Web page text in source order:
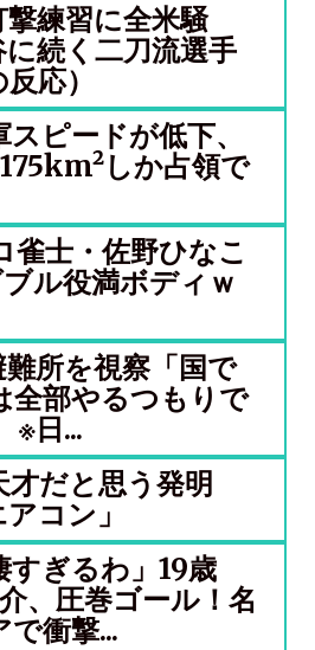
練習に全米騒
続く二刀流選手
応）
ピードが低下、
しか占領で
雀士・佐野ひなこ
ル役満ボディｗ
所を視察「国で
全部やるつもりで
※日...
だと思う発明
コン」
すぎるわ」19歳
、圧巻ゴール！名
衝撃...